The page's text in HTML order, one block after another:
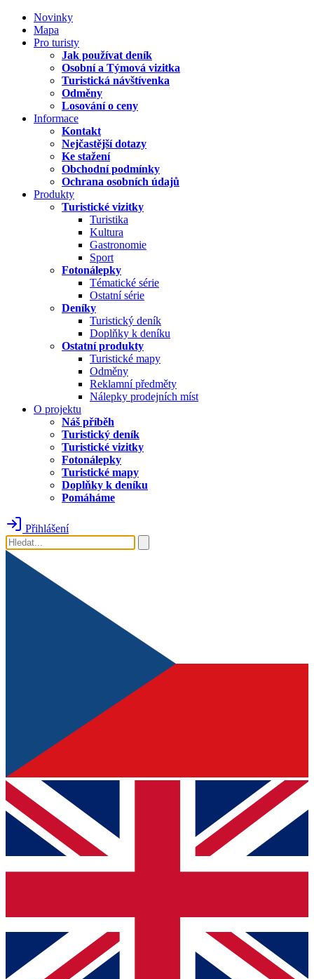
Novinky
Mapa
Pro turisty
Jak používat deník
Osobní a Týmová vizitka
Turistická návštívenka
Odměny
Losování o ceny
Informace
Kontakt
Nejčastější dotazy
Ke stažení
Obchodní podmínky
Ochrana osobních údajů
Produkty
Turistické vizitky
Turistika
Kultura
Gastronomie
Sport
Fotonálepky
Tématické série
Ostatní série
Deníky
Turistický deník
Doplňky k deníku
Ostatní produkty
Turistické mapy
Odměny
Reklamní předměty
Nálepky prodejních míst
O projektu
Náš příběh
Turistický deník
Turistické vizitky
Fotonálepky
Turistické mapy
Doplňky k deníku
Pomáháme
Přihlášení